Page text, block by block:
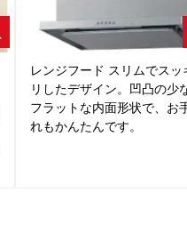
レンジフード スリムでスッ
リしたデザイン。凹凸の少
フラットな内面形状で、お
れもかんたんです。